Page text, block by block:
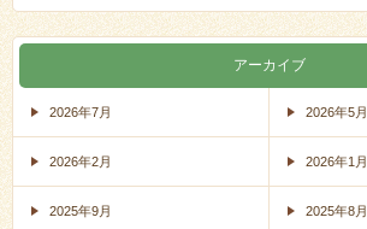
アーカイブ
2026年7月 2026年5月
2026年2月 2026年1月
2025年9月 2025年8月